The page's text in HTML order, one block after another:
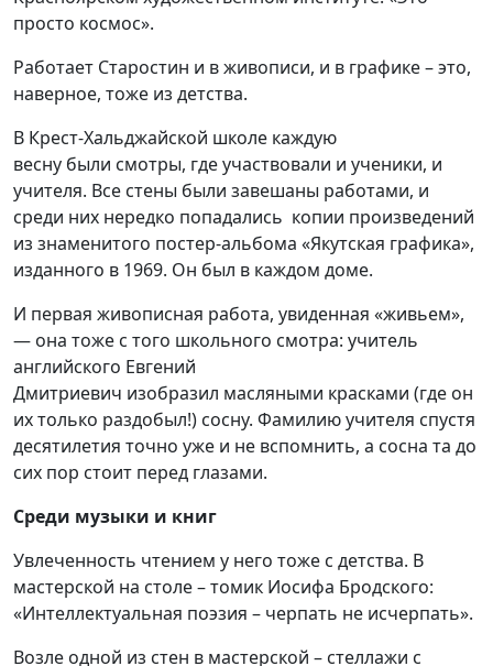
просто космос».
Работает Старостин и в живописи, и в графике– это,
наверное, тоже из детства.
В Крест-Хальджайской школе каждую
весну были смотры, где участвовали и ученики, и
учителя. Все стены были завешаны работами, и
среди них нередко попадались копии произведений
из знаменитого постер-альбома «Якутская графика»,
изданного в 1969. Он был в каждом доме.
И первая живописная работа, увиденная «живьем»,
— она тоже с того школьного смотра: учитель
английского Евгений
Дмитриевич изобразил масляными красками (где он
их только раздобыл!) сосну. Фамилию учителя спустя
десятилетия точно уже и не вспомнить, а сосна та до
сих пор стоит перед глазами.
Среди музыки и книг
Увлеченность чтением у него тоже с детства. В
мастерской на столе – томик Иосифа Бродского:
«Интеллектуальная поэзия – черпать не исчерпать».
Возле одной из стен в мастерской – стеллажи с